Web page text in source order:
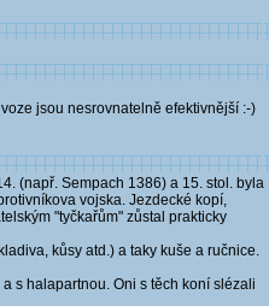
jsou nesrovnatelně efektivnější :-)
(např. Sempach 1386) a 15. stol. byla
vojska. Jezdecké kopí,
"tyčkařům" zůstal prakticky
kůsy atd.) a taky kuše a ručnice.
s halapartnou. Oni s těch koní slézali